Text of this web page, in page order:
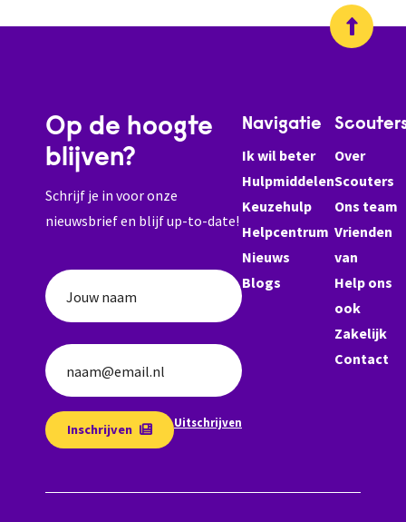
Op de hoogte
blijven?
Schrijf je in voor onze
nieuwsbrief en blijf up-to-date!
Jouw naam
naam@email.nl
Inschrijven Uitschrijven
Navigatie
Ik wil beter
Hulpmiddelen
Keuzehulp
Helpcentrum
Nieuws
Blogs
Over
Scouters
Ons team
Vrienden
van
Help ons
ook
Zakelijk
Contact